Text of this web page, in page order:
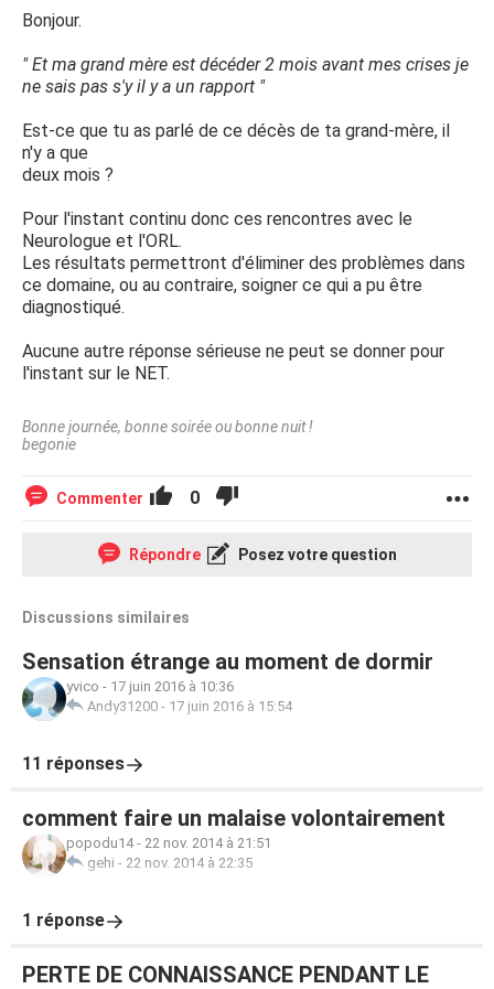
Bonjour.
" Et ma grand mère est décéder 2 mois avant mes crises je
ne sais pas s'y il y a un rapport "
Est-ce que tu as parlé de ce décès de ta grand-mère, il
n'y a que
deux mois ?
Pour l'instant continu donc ces rencontres avec le
Neurologue et l'ORL.
Les résultats permettront d'éliminer des problèmes dans
ce domaine, ou au contraire, soigner ce qui a pu être
diagnostiqué.
Aucune autre réponse sérieuse ne peut se donner pour
l'instant sur le NET.
Bonne journée, bonne soirée ou bonne nuit !
begonie
Commenter 0
Répondre Posez votre question
Discussions similaires
Sensation étrange au moment de dormir
yvico - 17 juin 2016 à 10:36
Andy31200 - 17 juin 2016 à 15:54
11 réponses
comment faire un malaise volontairement
popodu14- 22 nov. 2014 à 21:51
gehi - 22 nov. 2014 à 22:35
1 réponse
PERTE DE CONNAISSANCE PENDANT LE